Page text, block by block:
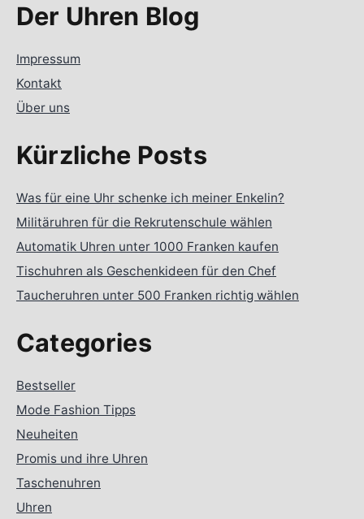
Der Uhren Blog
Impressum
Kontakt
Über uns
Kürzliche Posts
Was für eine Uhr schenke ich meiner Enkelin?
Militäruhren für die Rekrutenschule wählen
Automatik Uhren unter 1000 Franken kaufen
Tischuhren als Geschenkideen für den Chef
Taucheruhren unter 500 Franken richtig wählen
Categories
Bestseller
Mode Fashion Tipps
Neuheiten
Promis und ihre Uhren
Taschenuhren
Uhren